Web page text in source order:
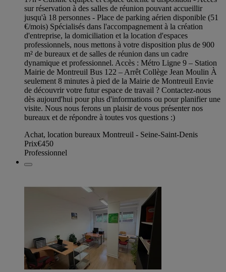
sur réservation à des salles de réunion pouvant accueillir
jusqu'à 18 personnes - Place de parking aérien disponible (51
€/mois) Spécialisés dans l'accompagnement à la création
d'entreprise, la domiciliation et la location d'espaces
professionnels, nous mettons à votre disposition plus de 900
m² de bureaux et de salles de réunion dans un cadre
dynamique et professionnel. Accès : Métro Ligne 9 – Station
Mairie de Montreuil Bus 122 – Arrêt Collège Jean Moulin À
seulement 8 minutes à pied de la Mairie de Montreuil Envie
de découvrir votre futur espace de travail ? Contactez-nous
dès aujourd'hui pour plus d'informations ou pour planifier une
visite. Nous nous ferons un plaisir de vous présenter nos
bureaux et de répondre à toutes vos questions :)
Achat, location bureaux Montreuil - Seine-Saint-Denis
Prix€450
Professionnel